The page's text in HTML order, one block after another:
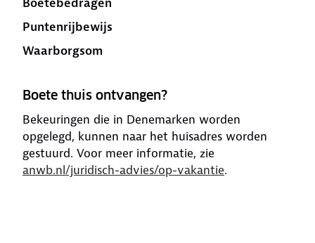
Puntenrijbewijs
Waarborgsom
Boete thuis ontvangen?
Bekeuringen die in Denemarken worden
opgelegd, kunnen naar het huisadres worden
gestuurd. Voor meer informatie, zie
anwb.nl/juridisch-advies/op-vakantie.